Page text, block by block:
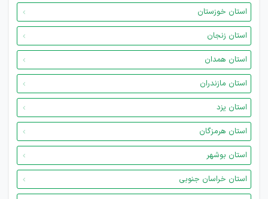
استان خوزستان
استان زنجان
استان همدان
استان مازندران
استان یزد
استان هرمزگان
استان بوشهر
استان خراسان جنوبی